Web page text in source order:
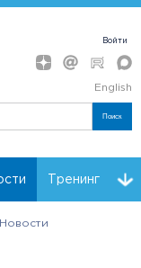
Войти
English
Поиск
Тренинг
Регистрация
Новости